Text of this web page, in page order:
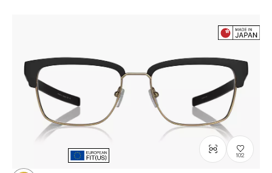
102